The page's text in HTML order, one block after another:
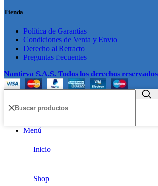
Tienda
Política de Garantías
Condiciones de Venta y Envío
Derecho al Retracto
Preguntas frecuentes
Nantirva S.A.S. Todos los derechos reservados
Menú
Inicio
Shop